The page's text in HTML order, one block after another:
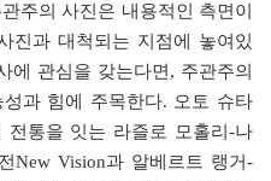
주의 사진은 내용적인 측면이
진과 대척되는 지점에 놓여있
에 관심을 갖는다면, 주관주의
과 힘에 주목한다. 오토 슈타
전통을 잇는 라즐로 모홀리-나
New Vision과 알베르트 랭거-